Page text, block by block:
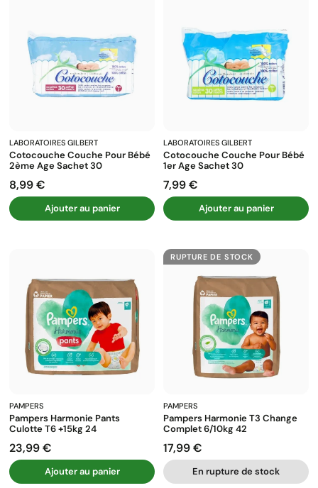
LABORATOIRES GILBERT
Cotocouche Couche Pour Bébé
2ème Age Sachet 30
Prix
8,99 €
Ajouter au panier
LABORATOIRES GILBERT
Cotocouche Couche Pour Bébé
1er Age Sachet 30
Prix
7,99 €
Ajouter au panier
PAMPERS
Pampers Harmonie Pants
Culotte T6 +15kg 24
Prix
23,99 €
Ajouter au panier
RUPTURE DE STOCK
PAMPERS
Pampers Harmonie T3 Change
Complet 6/10kg 42
Prix
17,99 €
En rupture de stock